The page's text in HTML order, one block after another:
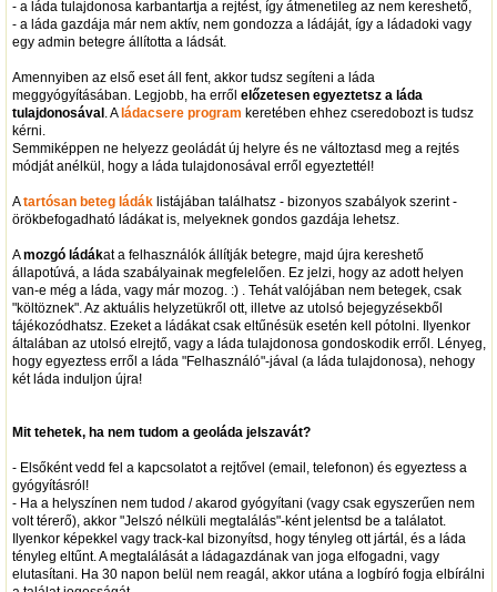
- a láda tulajdonosa karbantartja a rejtést, így átmenetileg az nem kereshető,
- a láda gazdája már nem aktív, nem gondozza a ládáját, így a ládadoki vagy
egy admin betegre állította a ládsát.
Amennyiben az első eset áll fent, akkor tudsz segíteni a láda
meggyógyításában. Legjobb, ha erről előzetesen egyeztetsz a láda
tulajdonosával. Aládacsere program keretében ehhez cseredobozt is tudsz
kérni.
Semmiképpen ne helyezz geoládát új helyre és ne változtasd meg a rejtés
módját anélkül, hogy a láda tulajdonosával erről egyeztettél!
Atartósan beteg ládáklistájában találhatsz - bizonyos szabályok szerint -
örökbefogadható ládákat is, melyeknek gondos gazdája lehetsz.
Amozgó ládákat a felhasználók állítják betegre, majd újra kereshető
állapotúvá, a láda szabályainak megfelelően. Ez jelzi, hogy az adott helyen
van-e még a láda, vagy már mozog. :) . Tehát valójában nem betegek, csak
"költöznek". Az aktuális helyzetükről ott, illetve az utolsó bejegyzésekből
tájékozódhatsz. Ezeket a ládákat csak eltűnésük esetén kell pótolni. Ilyenkor
általában az utolsó elrejtő, vagy a láda tulajdonosa gondoskodik erről. Lényeg,
hogy egyeztess erről a láda "Felhasználó"-jával (a láda tulajdonosa), nehogy
két láda induljon újra!
Mit tehetek, ha nem tudom a geoláda jelszavát?
- Elsőként vedd fel a kapcsolatot a rejtővel (email, telefonon) és egyeztess a
gyógyításról!
- Ha a helyszínen nem tudod / akarod gyógyítani (vagy csak egyszerűen nem
volt térerő), akkor "Jelszó nélküli megtalálás"-ként jelentsd be a találatot.
Ilyenkor képekkel vagy track-kal bizonyítsd, hogy tényleg ott jártál, és a láda
tényleg eltűnt. A megtalálását a ládagazdának van joga elfogadni, vagy
elutasítani. Ha 30 napon belül nem reagál, akkor utána a logbíró fogja elbírálni